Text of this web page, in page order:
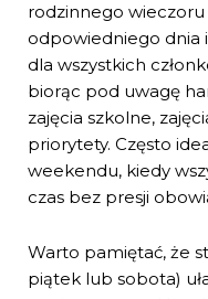
rodzinnego
odpowiedniego dnia
dla wszystkich
biorąc pod uwagę
zajęcia szkolne,
priorytety. Często
weekendu, kiedy
czas bez presji
Warto pamiętać, że
piątek lub sobota)